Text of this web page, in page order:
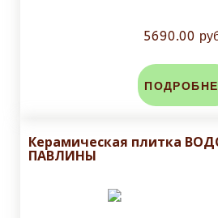
5690.00
Керамическая плитка
ПАВЛИНЫ